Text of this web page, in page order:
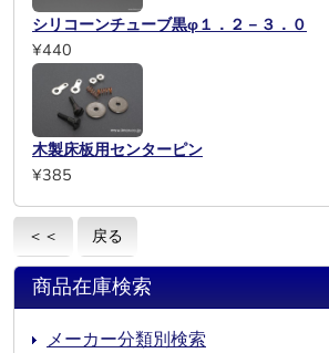
シリコーンチューブ黒φ１．２－３．０
¥440
木製床板用センターピン
¥385
＜＜ 戻る
商品在庫検索
メーカー分類別検索